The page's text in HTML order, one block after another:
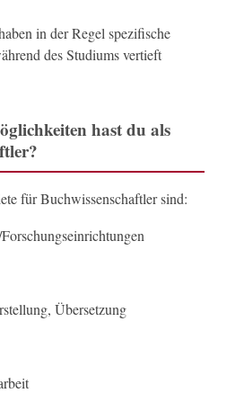
in der Regel spezifische
des Studiums vertieft
hast du als
für Buchwissenschaftler sind:
Übersetzung